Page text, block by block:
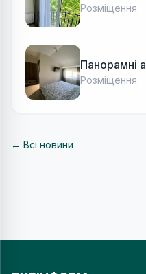
Розміщення
Панорамні
Розміщення
← Всі новини